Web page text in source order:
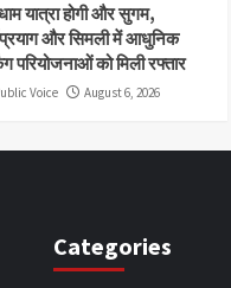
यात्रा होगी और सुगम,
और सिमली में आधुनिक
परियोजनाओं को मिली रफ्तार
Voice August 6, 2026
Categories